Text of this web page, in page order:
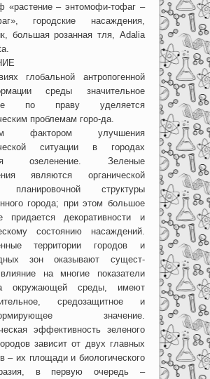
«растение – энтомофи-тофаг –
городские насаждения,
большая розанная тля, Adalia
глобальной антропогенной
среды значительное
по праву уделяется
проблемам горо-да.
фактором улучшения
ситуации в городах
озеленение. Зеленые
являются органической
планировочной структуры
города; при этом большое
придается декоративности и
состоянию насаждений.
территории городов и
зон оказывают сущест-
на многие показатели
окружающей среды, имеют
средозащитное и
значение.
эффективность зеленого
зависит от двух главных
– их площади и биологического
в первую очередь –